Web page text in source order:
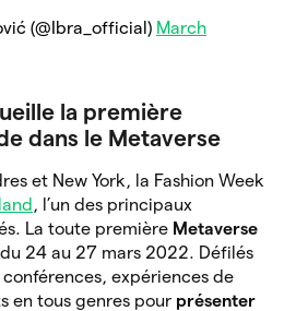
(@Ibra_official) March
la première
dans le Metaverse
et New York, la Fashion Week
, l’un des principaux
La toute première Metaverse
24 au 27 mars 2022. Défilés
expériences de
en tous genres pour présenter